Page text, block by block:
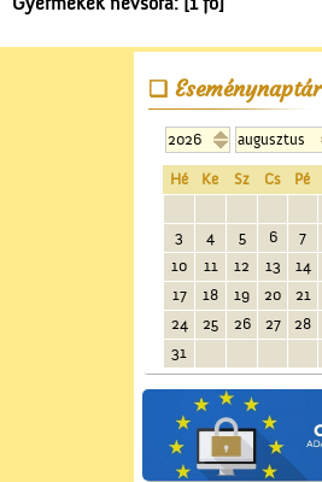
Eseménynaptár
Hé Ke Sz Cs Pé
3
4 5 6 7
10
11 12 13 14
17
18 19 20 21
24
25 26 27 28
31